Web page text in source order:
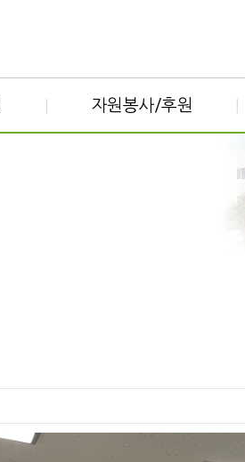
자원봉사/후원